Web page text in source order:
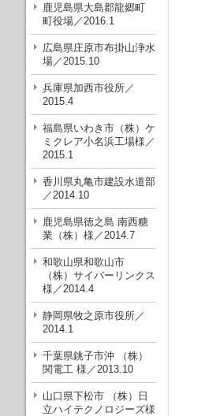
鹿児島県大島郡龍郷町
町役場／2016.1
広島県庄原市布掛山浄水
場／2015.10
兵庫県加西市役所／
2015.4
福島県いわき市（株）ケ
ミクレア小名浜工場様／
2015.1
香川県丸亀市建設水道部
／2014.10
鹿児島県徳之島 南西糖
業（株）様／2014.7
和歌山県和歌山市
（株）サイバーリンクス
様／2014.4
静岡県牧之原市役所／
2014.1
千葉県銚子市沖 （株）
関電工 様／2013.10
山口県下松市 （株）日
立ハイテクノロジーズ様